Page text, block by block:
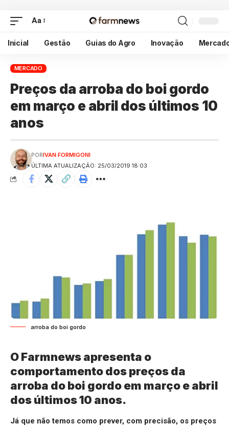
Aa
Inicial Gestão Guias do Agro Inovação
MERCADO
Preços da arroba do boi gordo
em março e abril dos últimos 10
anos
ÚLTIMA ATUALIZAÇÃO: 25/03/2019 18:03
PORIVAN FORMIGONI
arroba do boi gordo
O Farmnews apresenta o
comportamento dos preços da
arroba do boi gordo em março e abril
dos últimos 10 anos.
Já que não temos como prever, com precisão, os preços